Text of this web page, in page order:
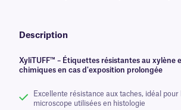
Description
XyliTUFF™ – Étiquettes résistantes au xylène
chimiques en cas d'exposition prolongée
Excellente résistance aux taches, idéal pour
microscope utilisées en histologie